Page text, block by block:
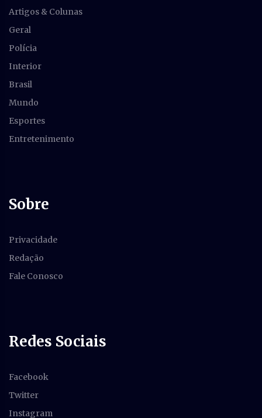
Artigos & Colunas
Geral
Polícia
Interior
Brasil
Mundo
Esportes
Entretenimento
Sobre
Privacidade
Redação
Fale Conosco
Redes Sociais
Facebook
Twitter
Instagram